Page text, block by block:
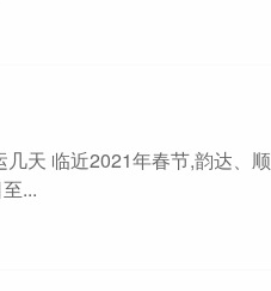
天 临近2021年春节,韵达、顺
...